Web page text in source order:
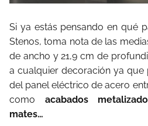
Si ya estás pensando en qué
Stenos, toma nota de las
de ancho y 21,9 cm de
a cualquier decoración ya
del panel eléctrico de acero
como acabados
mates…